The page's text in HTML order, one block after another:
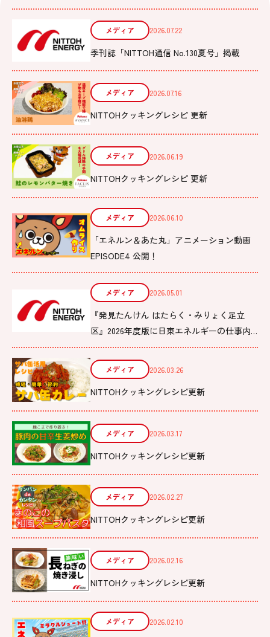
メディア 2026.07.22
季刊誌「NITTOH通信 No.130夏号」掲載
メディア 2026.07.16
NITTOHクッキングレシピ 更新
メディア 2026.06.19
NITTOHクッキングレシピ 更新
メディア 2026.06.10
「エネルン＆あた丸」アニメーション動画
EPISODE4 公開！
メディア 2026.05.01
『発見たんけん はたらく・みりょく足立
区』2026年度版に日東エネルギーの仕事内
容を掲載しました
メディア 2026.03.26
NITTOHクッキングレシピ更新
メディア 2026.03.17
NITTOHクッキングレシピ更新
メディア 2026.02.27
NITTOHクッキングレシピ更新
メディア 2026.02.16
NITTOHクッキングレシピ更新
メディア 2026.02.10